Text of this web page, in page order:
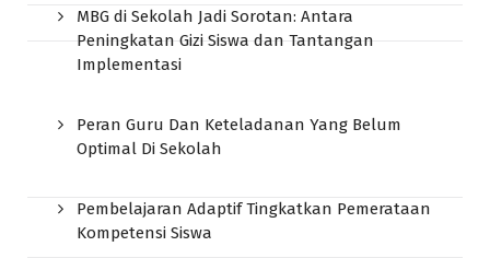
MBG di Sekolah Jadi Sorotan: Antara
Peningkatan Gizi Siswa dan Tantangan
Implementasi
Peran Guru Dan Keteladanan Yang Belum
Optimal Di Sekolah
Pembelajaran Adaptif Tingkatkan Pemerataan
Kompetensi Siswa